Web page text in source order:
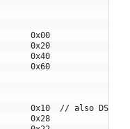
0x00
0x20
0x40
0x60
0x10  // also DS1820
0x28